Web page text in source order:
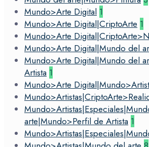
Mundo>Arte Digital 1
Mundo>Arte Digital|CriptoArte 1
Mundo>Arte
Mundo>Arte Digital|Mundo del
Mundo>Arte Digital|Mundo del
Artista 1
Mundo>Arte
arte|Mundo>Perfil de Artista 1